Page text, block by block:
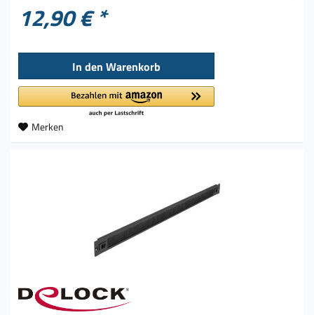
12,90 € *
In den Warenkorb
Merken